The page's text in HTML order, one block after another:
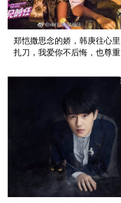
郑恺撒思念的娇，韩庚往心里
扎刀，我爱你不后悔，也尊重